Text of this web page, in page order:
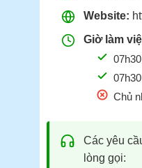
Website:
Giờ làm
Chủ
Các yêu
lòng gọi: